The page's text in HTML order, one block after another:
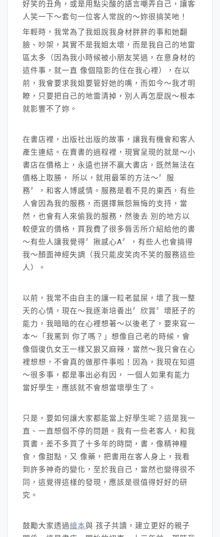
好笑的丑角，或是用點尖酸的語言嘲弄自己，讓客
人笑一下～套句一位客人常說的～妳很搞笑吔！
年輕時，我常為了我姐說我身材胖胖的事和她翻
臉、吵架，其實不是我姐太壞，而是我自己的地雷
區太多（因為我小時候被小朋友笑過，在意身材的
這件事，就一直 像個陰影的住在我心裡），在以
前，我會要求我姐要管好她的嘴，而如今～我才明
瞭，只要把自己的地雷清掉，別人再怎麼說～根本
就影響不了妳。
在書店裡，出版社出版的故事，讓我有機會和客人
產生連結。在賣書的過程裡，現實呈現的就是～小
書店在價格上，永遠也拼不贏大書店，既然無法在
價格上取勝， 所以，就用最笨的方法～〞服
務〞，和客人博感情。服務是看不見的東西，有些
人會因為我的服務，而選擇無怨無悔的支持，當
然，也會有人來偷我的服務，然後去 別的地方以
較便宜的價格，買我費了很多唇舌所介紹給他的書
～有些人讓我覺得〞揪感心A〞，有些人也會搞得
我～顏面神經失調（我只能皮笑肉不笑的服務這些
人）。
以前，我常不由自主的讓一粒老鼠屎，壞了我一整
天的心情，現在～我逐漸培養出〞欣賞〞壞胚子的
能力，我暗暗的在心裡想著～以後老了，要來寫一
本～「我罵到 你了嗎？」想像自己老的時候，會
像個復仇女王一樣又狠又麻辣，當然～我只會在心
裡想想，不會真的做那件事啦！因為，我現在知道
～很多事，都是事出必有因， 一個人如果有能力
當好學生，應該就不會想當壞學生了。
只是，要如何讓大家都能當上好學生呢？這是我一
直、一直想個不停的問題。我有一些老客人，和我
買書，差不多買了十多年的時間，書，像精神糧
食，像甜點，又 像藥，把書用在客人身上，我看
到許多神奇的變化，至於我自己，當然也變得很不
同，這覺得這樣的發現，應該是很值得好好的研
究。
鼓勵大家透過繪本與 孩子共讀，建立更好的親子